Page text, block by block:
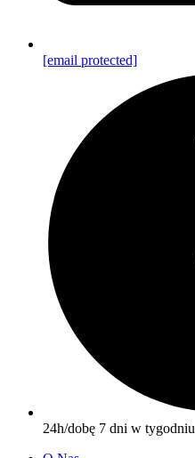
[email protected]
24h/dobę 7 dni w tygodniu